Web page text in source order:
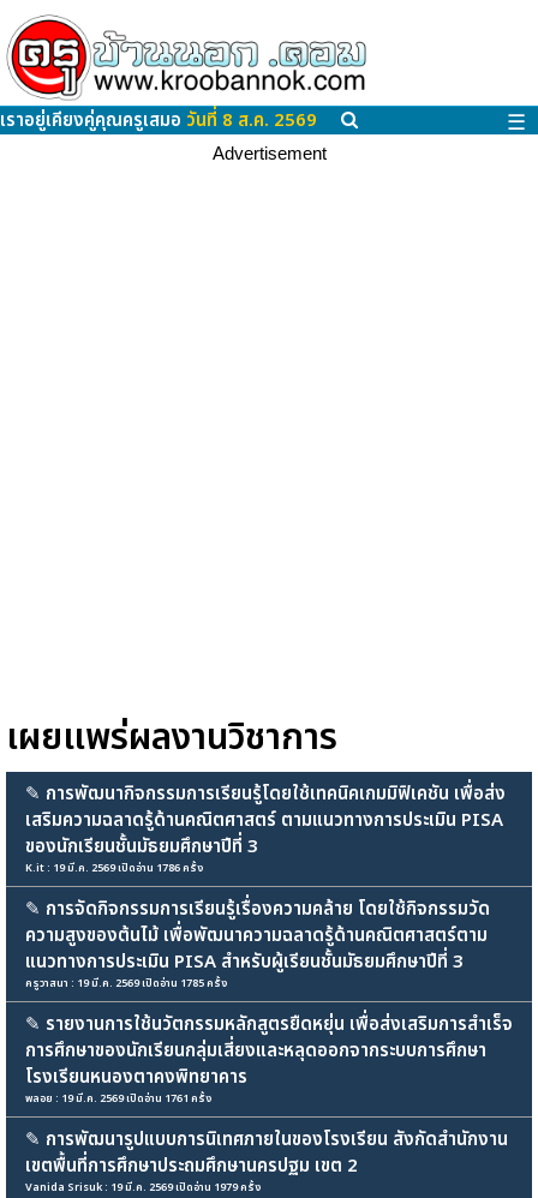
เราอยู่เคียงคู่คุณครูเสมอ วันที่ 8 ส.ค. 2569 ☰
Advertisement
เผยแพร่ผลงานวิชาการ
✎ การพัฒนากิจกรรมการเรียนรู้โดยใช้เทคนิคเกมมิฟิเคชัน เพื่อส่ง
เสริมความฉลาดรู้ด้านคณิตศาสตร์ ตามแนวทางการประเมิน PISA
ของนักเรียนชั้นมัธยมศึกษาปีที่ 3
K.it : 19 มี.ค. 2569 เปิดอ่าน 1786 ครั้ง
✎ การจัดกิจกรรมการเรียนรู้เรื่องความคล้าย โดยใช้กิจกรรมวัด
ความสูงของต้นไม้ เพื่อพัฒนาความฉลาดรู้ด้านคณิตศาสตร์ตาม
แนวทางการประเมิน PISA สำหรับผู้เรียนชั้นมัธยมศึกษาปีที่ 3
ครูวาสนา : 19 มี.ค. 2569 เปิดอ่าน 1785 ครั้ง
✎ รายงานการใช้นวัตกรรมหลักสูตรยืดหยุ่น เพื่อส่งเสริมการสำเร็จ
การศึกษาของนักเรียนกลุ่มเสี่ยงและหลุดออกจากระบบการศึกษา
โรงเรียนหนองตาคงพิทยาคาร
พลอย : 19 มี.ค. 2569 เปิดอ่าน 1761 ครั้ง
✎ การพัฒนารูปแบบการนิเทศภายในของโรงเรียน สังกัดสำนักงาน
เขตพื้นที่การศึกษาประถมศึกษานครปฐม เขต 2
Vanida Srisuk : 19 มี.ค. 2569 เปิดอ่าน 1979 ครั้ง